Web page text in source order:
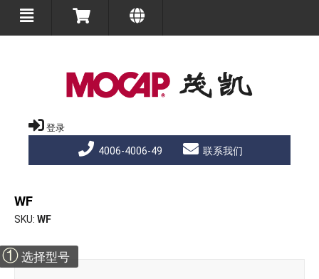
登录
4006-4006-49 联系我们
WF
SKU WF
① 选择型号